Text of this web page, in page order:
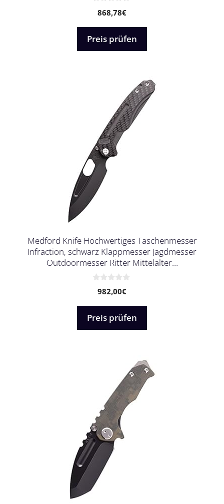
n
5
868,78€
Preis prüfen
Medford Knife Hochwertiges Taschenmesser
Infraction, schwarz Klappmesser Jagdmesser
Outdoormesser Ritter Mittelalter…
n
5
982,00€
Preis prüfen